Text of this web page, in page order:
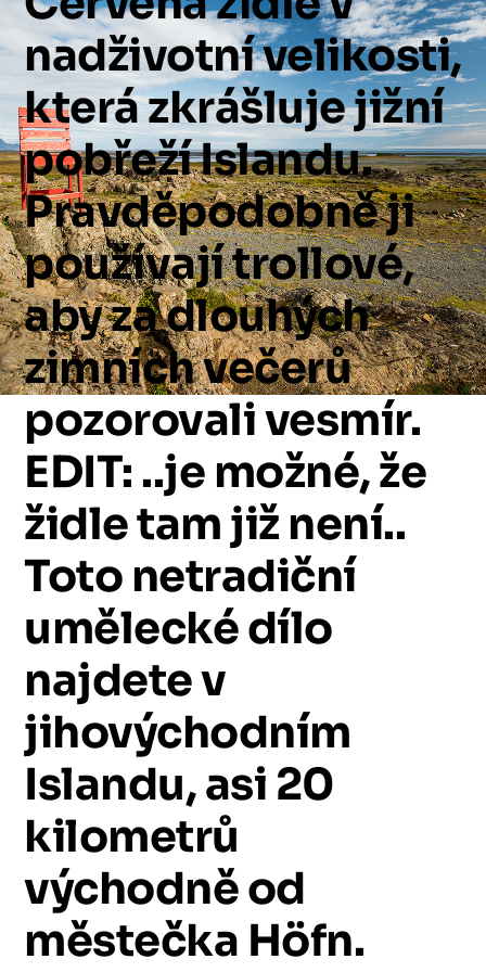
nadživotnívelikosti,
kterázkrášlujejižní
pobřežíIslandu.
Pravděpodobněji
používajítrollové,
abyzadlouhých
zimníchvečerů
pozorovalivesmír.
EDIT: ..je možné,že
židletamjiž není..
Toto netradiční
uměleckédílo
najdetev
jihovýchodním
Islandu,asi 20
kilometrů
východněod
městečka Höfn.